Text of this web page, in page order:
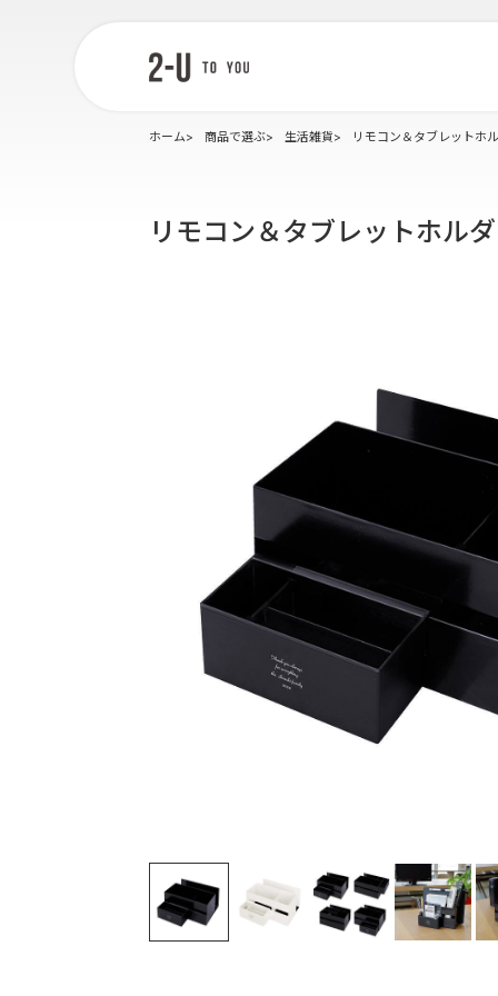
ホーム 商品で選ぶ 生活雑貨 リモコン＆タブレットホ
リモコン＆タブレットホル